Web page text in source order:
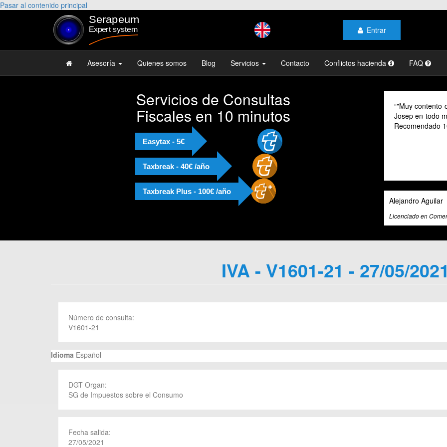
Pasar al contenido principal
Entrar
Asesoría Quienes somos Blog Servicios Contacto Conflictos hacienda FAQ
Servicios de Consultas
Fiscales en 10 minutos
Easytax - 5€
Taxbreak - 40€ /año
Taxbreak Plus - 100€ /año
"Muy contento con el profesionalismo y la atención de
Josep en todo momento, mi gestoría y la de mi familia.
Alejandro Aguilar
As a digital
their advice
cannot speak
Ali Roghani
Artificial Intelligence
IVA - V1601-21 - 27/05/
Número de consulta:
V1601-21
Idioma Español
DGT Organ:
SG de Impuestos sobre el Consumo
Fecha salida:
27/05/2021